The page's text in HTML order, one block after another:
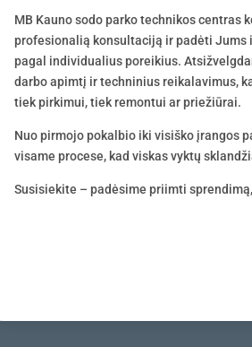
MB Kauno sodo parko technikos centras
profesionalią konsultaciją ir padėti
pagal individualius poreikius.
darbo apimtį ir techninius reikalavimus,
tiek pirkimui, tiek remontui ar priežiūrai.
Nuo pirmojo pokalbio iki visiško įrangos
visame procese, kad viskas vyktų
Susisiekite – padėsime priimti